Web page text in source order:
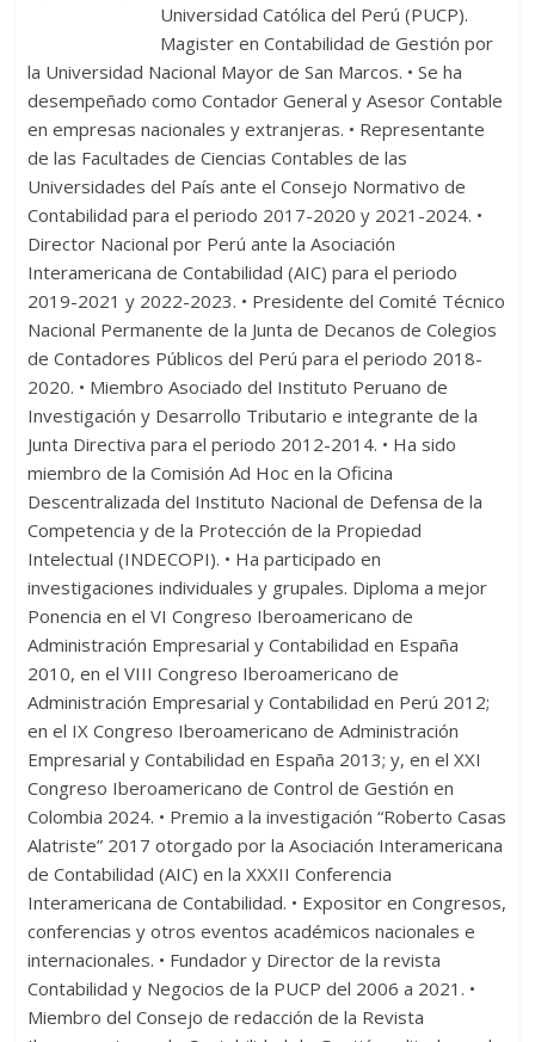
Universidad Católica del Perú (PUCP).
Magister en Contabilidad de Gestión por
la Universidad Nacional Mayor de San Marcos. • Se ha
desempeñado como Contador General y Asesor Contable
en empresas nacionales y extranjeras. • Representante
de las Facultades de Ciencias Contables de las
Universidades del País ante el Consejo Normativo de
Contabilidad para el periodo 2017-2020 y 2021-2024. •
Director Nacional por Perú ante la Asociación
Interamericana de Contabilidad (AIC) para el periodo
2019-2021 y 2022-2023. • Presidente del Comité Técnico
Nacional Permanente de la Junta de Decanos de Colegios
de Contadores Públicos del Perú para el periodo 2018-
2020. • Miembro Asociado del Instituto Peruano de
Investigación y Desarrollo Tributario e integrante de la
Junta Directiva para el periodo 2012-2014. • Ha sido
miembro de la Comisión Ad Hoc en la Oficina
Descentralizada del Instituto Nacional de Defensa de la
Competencia y de la Protección de la Propiedad
Intelectual (INDECOPI). • Ha participado en
investigaciones individuales y grupales. Diploma a mejor
Ponencia en el VI Congreso Iberoamericano de
Administración Empresarial y Contabilidad en España
2010, en el VIII Congreso Iberoamericano de
Administración Empresarial y Contabilidad en Perú 2012;
en el IX Congreso Iberoamericano de Administración
Empresarial y Contabilidad en España 2013; y, en el XXI
Congreso Iberoamericano de Control de Gestión en
Colombia 2024. • Premio a la investigación “Roberto Casas
Alatriste” 2017 otorgado por la Asociación Interamericana
de Contabilidad (AIC) en la XXXII Conferencia
Interamericana de Contabilidad. • Expositor en Congresos,
conferencias y otros eventos académicos nacionales e
internacionales. • Fundador y Director de la revista
Contabilidad y Negocios de la PUCP del 2006 a 2021. •
Miembro del Consejo de redacción de la Revista